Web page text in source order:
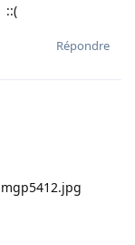
::(
Répondre